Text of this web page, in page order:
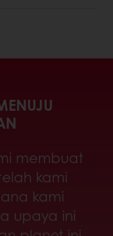
membuat
kami
kami
upaya ini